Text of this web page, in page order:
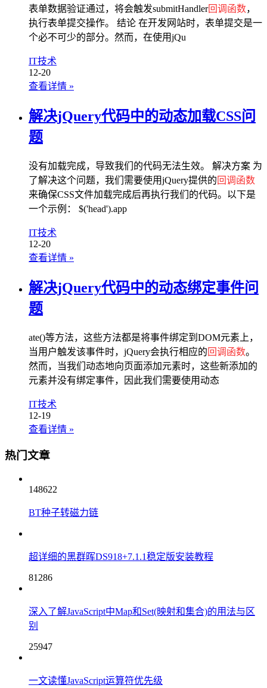
表单数据验证通过，将会触发submitHandler回调函数，
执行表单提交操作。 结论 在开发网站时，表单提交是一
个必不可少的部分。然而，在使用jQu
IT技术
12-20
查看详情 »
解决jQuery代码中的动态加载CSS问
题
没有加载完成，导致我们的代码无法生效。 解决方案 为
了解决这个问题，我们需要使用jQuery提供的 回调函数
来确保CSS文件加载完成后再执行我们的代码。以下是
一个示例： $('head').app
IT技术
12-20
查看详情 »
解决jQuery代码中的动态绑定事件问
题
ate()等方法，这些方法都是将事件绑定到DOM元素上，
当用户触发该事件时，jQuery会执行相应的 回调函数。
然而，当我们动态地向页面添加元素时，这些新添加的
元素并没有绑定事件，因此我们需要使用动态
IT技术
12-19
查看详情 »
热门文章
148622
BT种子转磁力链
超详细的黑群晖DS918+7.1.1稳定版安装教程
81286
深入了解JavaScript中Map和Set(映射和集合)的用法与区
别
25947
一文读懂JavaScript运算符优先级